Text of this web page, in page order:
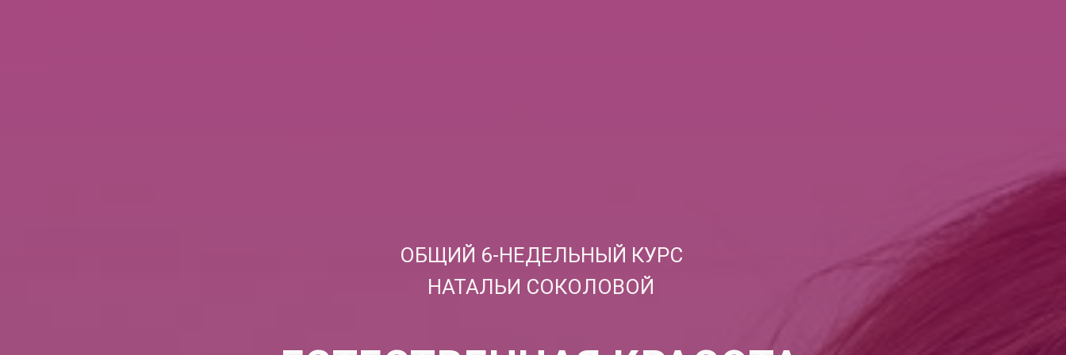
ОБЩИЙ 6-НЕДЕЛЬНЫЙ КУРС
НАТАЛЬИ СОКОЛОВОЙ